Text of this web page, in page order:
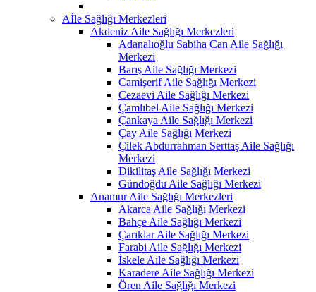
Aİle Sağlığı Merkezleri
Akdeniz Aile Sağlığı Merkezleri
Adanalıoğlu Sabiha Can Aile Sağlığı
Merkezi
Barış Aile Sağlığı Merkezi
Camişerif Aile Sağlığı Merkezi
Cezaevi Aile Sağlığı Merkezi
Çamlıbel Aile Sağlığı Merkezi
Çankaya Aile Sağlığı Merkezi
Çay Aile Sağlığı Merkezi
Çilek Abdurrahman Serttaş Aile Sağlığı
Merkezi
Dikilitaş Aile Sağlığı Merkezi
Gündoğdu Aile Sağlığı Merkezi
Anamur Aile Sağlığı Merkezleri
Akarca Aile Sağlığı Merkezi
Bahçe Aile Sağlığı Merkezi
Çarıklar Aile Sağlığı Merkezi
Farabi Aile Sağlığı Merkezi
İskele Aile Sağlığı Merkezi
Karadere Aile Sağlığı Merkezi
Ören Aile Sağlığı Merkezi